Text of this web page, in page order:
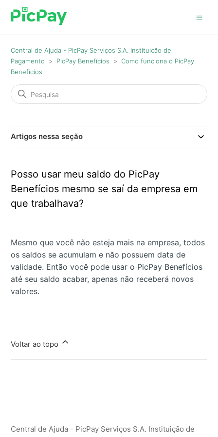
Central de Ajuda - PicPay Serviços S.A. Instituição de
Pagamento
PicPay Benefícios
Como funciona o PicPay
Benefícios
Artigos nessa seção
Posso usar meu saldo do PicPay
Benefícios mesmo se saí da empresa em
que trabalhava?
Mesmo que você não esteja mais na empresa, todos
os saldos se acumulam e não possuem data de
validade. Então você pode usar o PicPay Benefícios
até seu saldo acabar, apenas não receberá novos
valores.
Voltar ao topo
Central de Ajuda - PicPay Serviços S.A. Instituição de